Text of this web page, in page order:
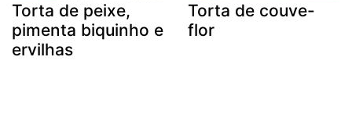
Torta de peixe,
pimenta biquinho e
ervilhas
Torta de couve-
flor